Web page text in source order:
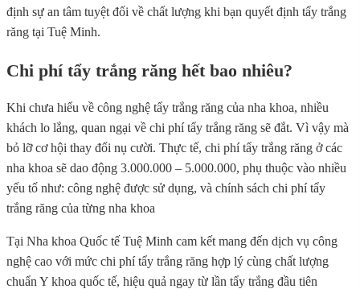
định sự an tâm tuyệt đối về chất lượng khi bạn quyết định tẩy trắng
răng tại Tuệ Minh.
Chi phí tẩy trắng răng hết bao nhiêu?
Khi chưa hiểu về công nghệ tẩy trắng răng của nha khoa, nhiều
khách lo lắng, quan ngại về chi phí tẩy trắng răng sẽ đắt. Vì vậy mà
bỏ lỡ cơ hội thay đổi nụ cười. Thực tế, chi phí tẩy trắng răng ở các
nha khoa sẽ dao động 3.000.000 – 5.000.000, phụ thuộc vào nhiều
yếu tố như: công nghệ được sử dụng, và chính sách chi phí tẩy
trắng răng của từng nha khoa
Tại Nha khoa Quốc tế Tuệ Minh cam kết mang đến dịch vụ công
nghệ cao với mức chi phí tẩy trắng răng hợp lý cùng chất lượng
chuẩn Y khoa quốc tế, hiệu quả ngay từ lần tẩy trắng đầu tiên